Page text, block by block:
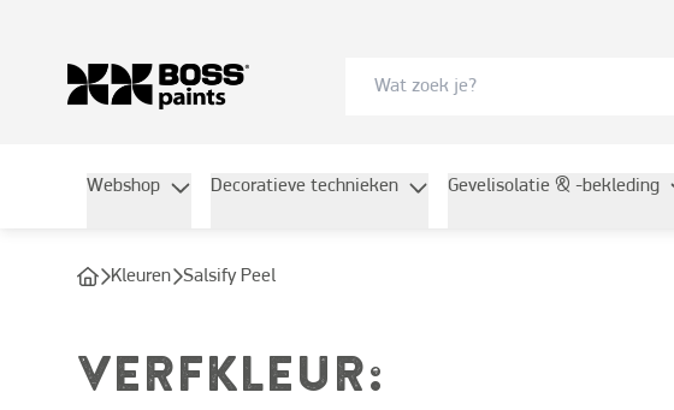
Webshop Decoratieve technieken Gevelisolatie & -bekleding
Kleuren Salsify Peel
VERFKLEUR: